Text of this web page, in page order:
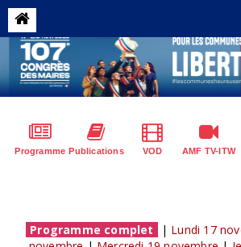
Programme Publications VOD AMF TV-ITW
Programme complet | Lundi 17